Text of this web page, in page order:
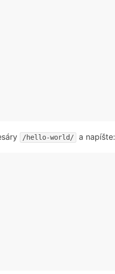
/hello-world/ a napíšte: